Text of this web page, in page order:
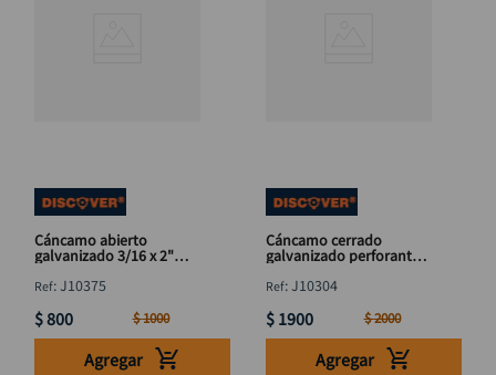
Cáncamo abierto
galvanizado 3/16 x 2"
:J10375
$800 $1000
Agregar
Cáncamo cerrado
galvanizado perforante
:J10304
$ 1900 $2000
Agregar